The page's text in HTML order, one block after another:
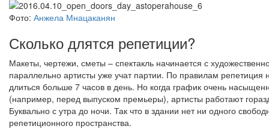
Фото: Анжела Мнацаканян
Сколько длятся репетиции?
Макеты, чертежи, сметы – спектакль начинается с
параллельно артисты уже учат партии. По правилам репетиция
длиться больше 7 часов в день. Но когда график очень
(например, перед выпуском премьеры), артисты работают
Буквально с утра до ночи. Так что в здании нет ни одного
репетиционного пространства.